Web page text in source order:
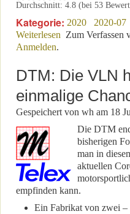
Durchschnitt: 4.8 (bei 53
Kategorie: 2020
2020-07
Weiterlesen über
Zum Verfassen
Anmelden.
DTM: Die VLN
einmalige
Gespeichert von wh am 18
Die DTM
bisherigen
man in
aktuellen
empfinden kann.
Ein Fabrikat von zwei